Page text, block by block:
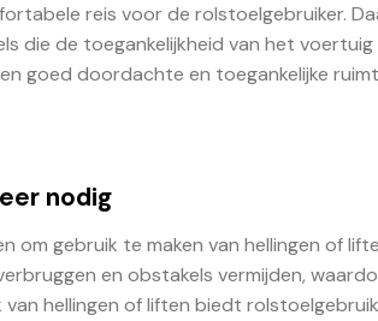
reis voor de rolstoelgebruiker.
die de toegankelijkheid van het voertuig
goed doordachte en toegankelijke
nodig
gebruik te maken van hellingen of
en obstakels vermijden,
hellingen of liften biedt